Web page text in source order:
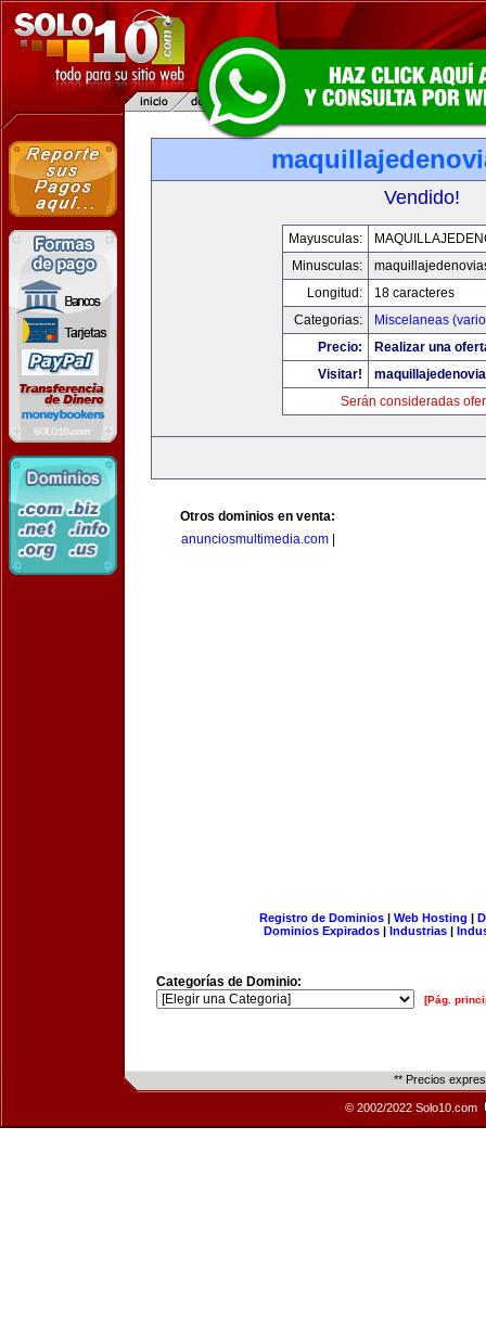
Vendido!
Mayusculas:
Minusculas:
Longitud:
18 caracteres
Categorias:
Miscelaneas
Precio:
Realizar una
Visitar!
Serán consideradas
Otros dominios en venta:
anunciosmultimedia.com|
Registro de Dominios| Web Hosting |
Dominios Expirados | Industrias |
Categorías de Dominio:
[Pág.
** Precios
© 2002/2022 Solo10.com